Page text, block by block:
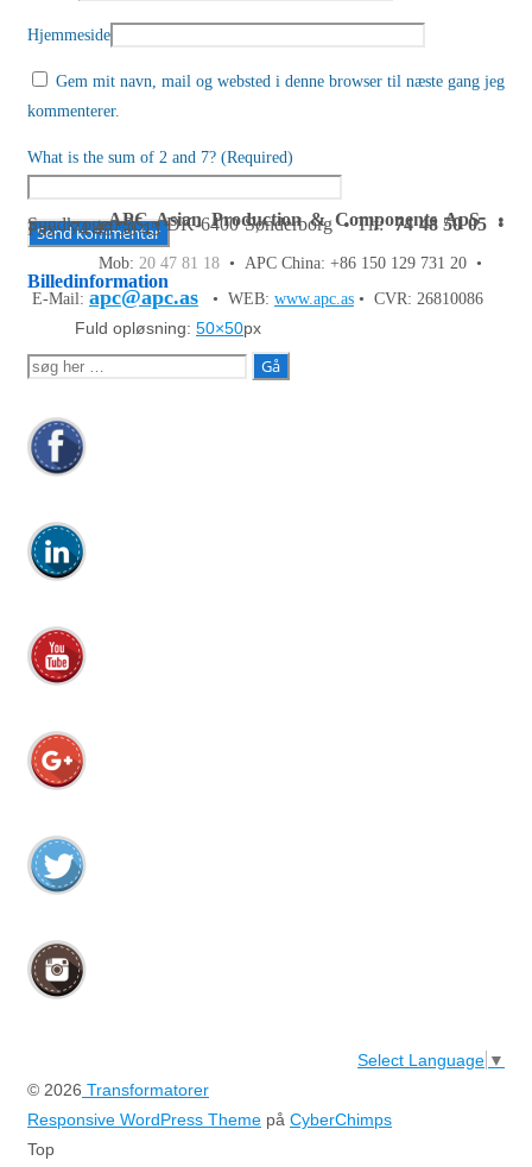
Hjemmeside
Gem mit navn, mail og websted i denne browser til næste gang jeg
kommenterer.
What is the sum of 2 and 7? (Required)
Billedinformation
Fuld opløsning: 50×50px
APC Asian Production & Components ApS•
Sundkrogen 35 • DK-6400 Sønderborg • Tlf:74 48 50 05•
Fax: 74 48 50 45
Mob: 20 47 81 18 • APC China: +86 150 129 731 20 •
E-Mail: apc@apc.as • WEB: www.apc.as • CVR: 26810086
Søg
Select Language ▼
© 2026 Transformatorer
Responsive WordPress Theme på CyberChimps
Top